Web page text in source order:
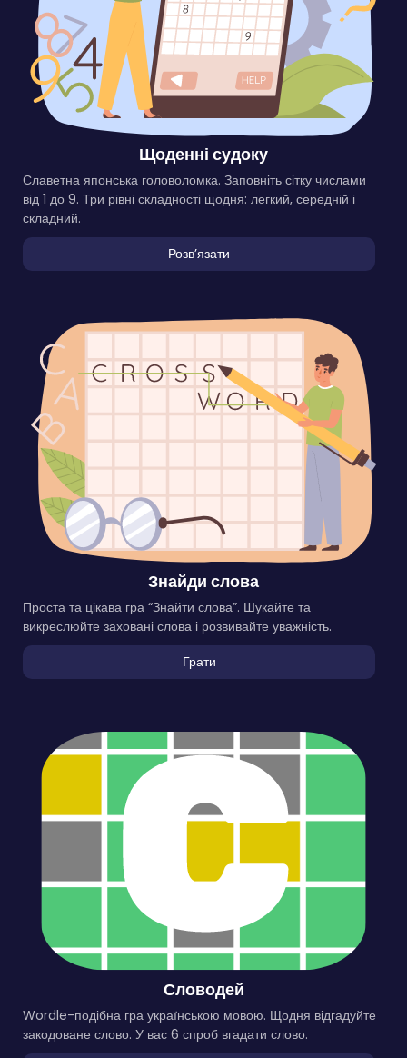
Щоденні судоку
Славетна японська головоломка. Заповніть сітку числами
від 1 до 9. Три рівні складності щодня: легкий, середній і
складний.
Розвʼязати
Знайди слова
Проста та цікава гра “Знайти слова”. Шукайте та
викреслюйте заховані слова і розвивайте уважність.
Грати
Словодей
Wordle-подібна гра українською мовою. Щодня відгадуйте
закодоване слово. У вас 6 спроб вгадати слово.